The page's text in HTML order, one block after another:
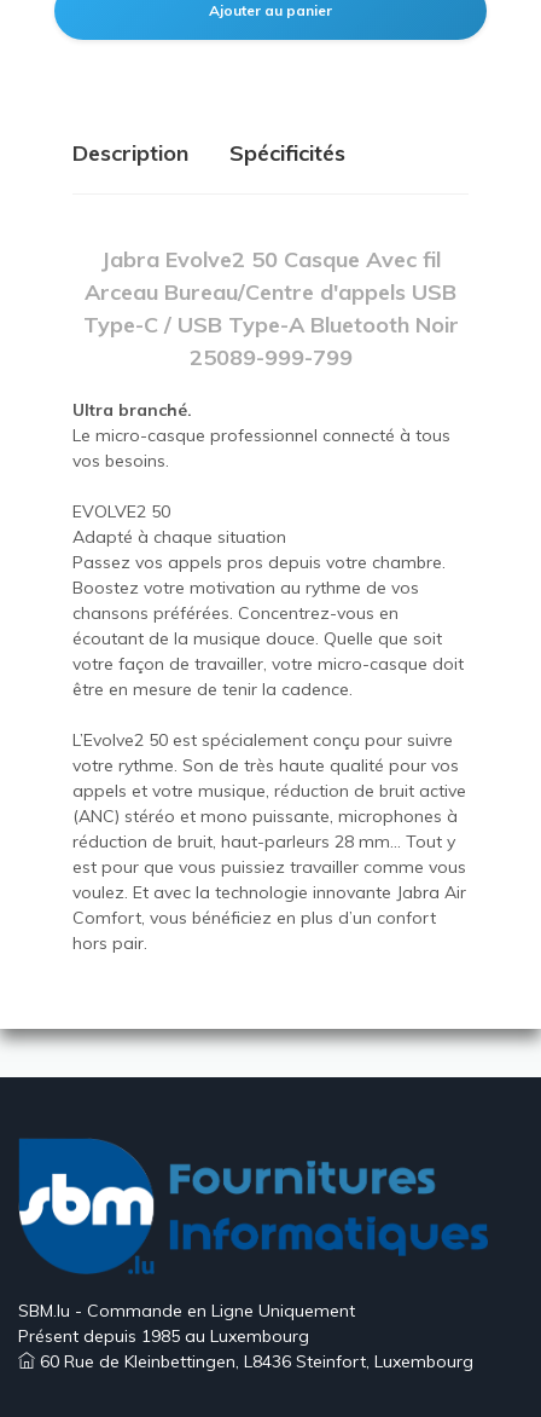
Description Spécificités
Jabra Evolve2 50 Casque Avec fil
Arceau Bureau/Centre d'appels USB
Type-C / USB Type-A Bluetooth Noir
25089-999-799
Ultra branché.
Le micro-casque professionnel connecté à tous
vos besoins.
EVOLVE2 50
Adapté à chaque situation
Passez vos appels pros depuis votre chambre.
Boostez votre motivation au rythme de vos
chansons préférées. Concentrez-vous en
écoutant de la musique douce. Quelle que soit
votre façon de travailler, votre micro-casque doit
être en mesure de tenir la cadence.
L’Evolve2 50 est spécialement conçu pour suivre
votre rythme. Son de très haute qualité pour vos
appels et votre musique, réduction de bruit active
(ANC) stéréo et mono puissante, microphones à
réduction de bruit, haut-parleurs 28 mm… Tout y
est pour que vous puissiez travailler comme vous
voulez. Et avec la technologie innovante Jabra Air
Comfort, vous bénéficiez en plus d’un confort
hors pair.
SBM.lu - Commande en Ligne Uniquement
Présent depuis 1985 au Luxembourg
60 Rue de Kleinbettingen, L8436 Steinfort, Luxembourg